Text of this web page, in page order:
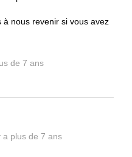
à nous revenir si vous avez
de 7 ans
a plus de 7 ans